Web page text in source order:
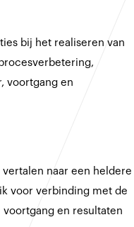
bij het realiseren van
voortgang en
naar een heldere
voor verbinding met de
en resultaten